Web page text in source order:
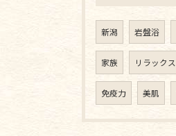
新潟 岩盤浴
家族 リラックス
免疫力 美肌